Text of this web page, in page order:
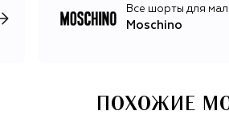
Все шорты для
Moschino
ПОХОЖИЕ